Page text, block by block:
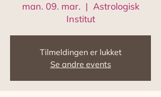
man. 09. mar.
  |
Astrologisk
Institut
Tilmeldingen er lukket
Se andre events